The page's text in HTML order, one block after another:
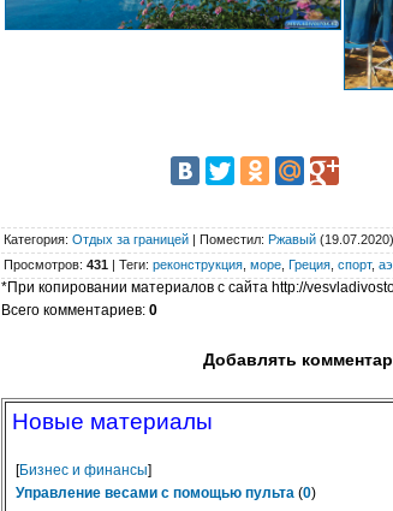
Категория: Отдых за границей | Поместил: Ржавый (19.07.2020)
Просмотров: 431 | Теги: реконструкция море Греция спорт,
*При копировании материалов с сайта http://
Всего комментариев: 0
Добавлять
Новые материалы
[Бизнес и финансы]
Управление весами с помощью пульта (0)